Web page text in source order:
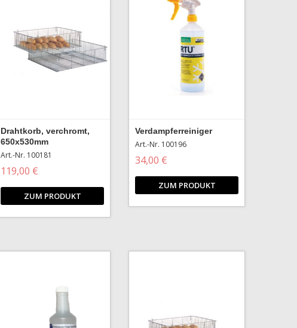
Drahtkorb, verchromt,
650x530mm
Art.-Nr. 100181
119,00 €
ZUM PRODUKT
Verdampferreiniger
Art.-Nr. 100196
34,00 €
ZUM PRODUKT